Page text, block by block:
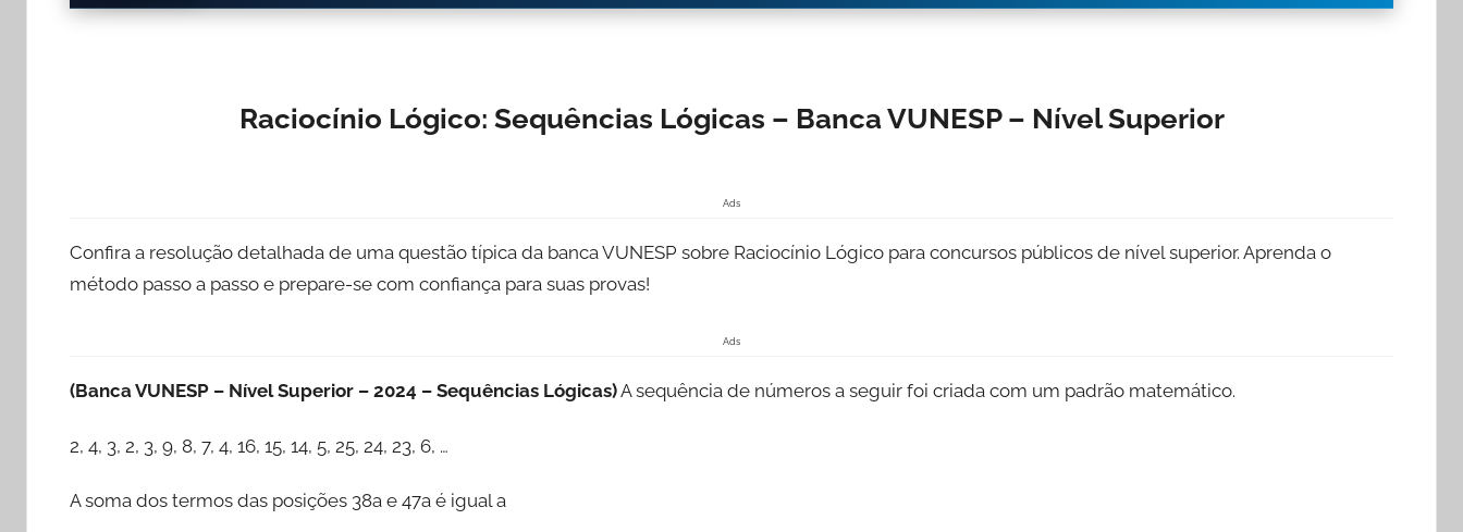
Raciocínio Lógico: Sequências Lógicas – Banca VUNESP – Nível Superior
Ads
Confira a resolução detalhada de uma questão típica da banca VUNESP sobre Raciocínio Lógico para concursos públicos de nível superior. Aprenda o
método passo a passo e prepare-se com confiança para suas provas!
Ads
(Banca VUNESP – Nível Superior – 2024 – Sequências Lógicas)A sequência de números a seguir foi criada com um padrão matemático.
2, 4, 3, 2, 3, 9, 8, 7, 4, 16, 15, 14, 5, 25, 24, 23, 6, …
A soma dos termos das posições 38a e 47a é igual a